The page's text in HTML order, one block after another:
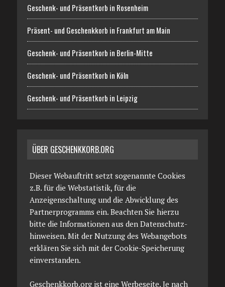
Geschenk- und Präsentkorb in Rosenheim
Präsent- und Geschenkkorb in Frankfurt am Main
Geschenk- und Präsentkorb in Berlin-Mitte
Geschenk- und Präsentkorb in Köln
Geschenk- und Präsentkorb in Leipzig
ÜBER GESCHENKKORB.ORG
Dieser Webauftritt setzt sogenannte Cookies
z.B. für die Webstatistik, für die
Anzeigenschaltung und die Abwicklung des
Partnerprogramms ein. Beachten Sie hierzu
bitte die Informationen aus den Datenschutz­
hinweisen. Mit der Nutzung des Webangebots
erklären Sie sich mit der Cookie-Speicherung
einverstanden.
Geschenkkorb.org ist eine Werbeseite. Je nach